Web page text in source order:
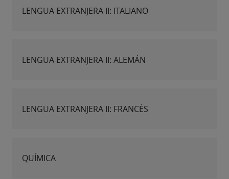
LENGUA EXTRANJERA II: ITALIANO
LENGUA EXTRANJERA II: ALEMÁN
LENGUA EXTRANJERA II: FRANCÉS
QUÍMICA